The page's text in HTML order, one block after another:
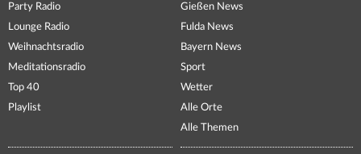
Party Radio
Lounge Radio
Weihnachtsradio
Meditationsradio
Top 40
Playlist
Gießen News
Fulda News
Bayern News
Sport
Wetter
Alle Orte
Alle Themen